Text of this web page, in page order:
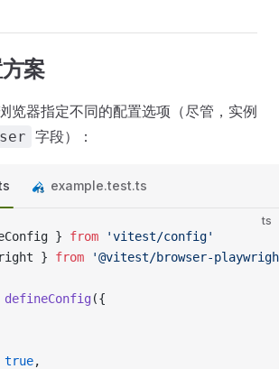
案
览器指定不同的配置选项（尽管，实例
字段）：
example.test.ts
ts
} from 'vitest/config'
} from '@vitest/browser-
defineConfig ({
true,